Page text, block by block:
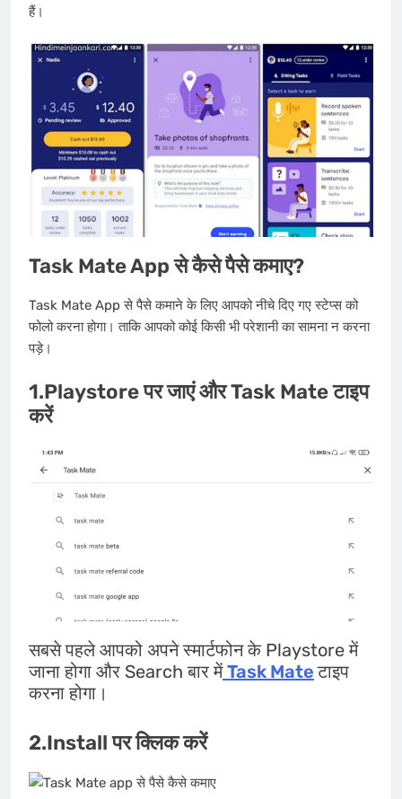
हैं।
Task Mate App से कैसे पैसे कमाए?
Task Mate App से पैसे कमाने के लिए आपको नीचे दिए गए स्टेप्स को
फोलो करना होगा। ताकि आपको कोई किसी भी परेशानी का सामना न करना
पड़े।
1.Playstore पर जाएं और Task Mate टाइप
करें
सबसे पहले आपको अपने स्मार्टफोन के Playstore में
जाना होगा और Search बार में Task Mate टाइप
करना होगा।
2.Install पर क्लिक करें